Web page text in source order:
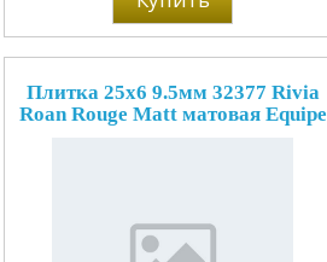
Плитка 25x6 9.5мм 32377 Rivia
Roan Rouge Matt матовая Equipe